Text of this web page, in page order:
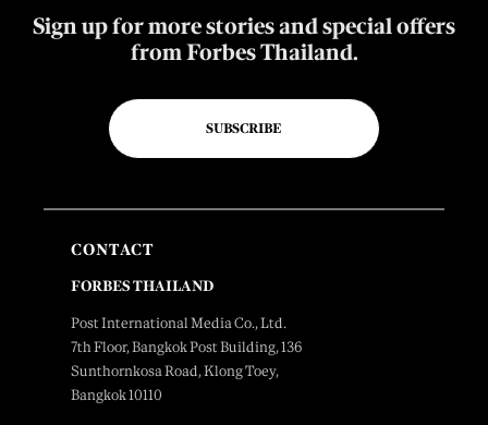
Sign up for more stories and special offers
from Forbes Thailand.
SUBSCRIBE
CONTACT
FORBES THAILAND
Post International Media Co., Ltd.
7th Floor, Bangkok Post Building, 136
Sunthornkosa Road, Klong Toey,
Bangkok 10110